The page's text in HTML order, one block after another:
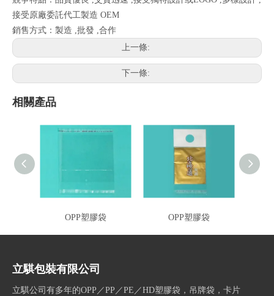
接受原廠委託代工製造 OEM
銷售方式：製造 ,批發 ,合作
上一條:
下一條:
相關產品
OPP塑膠袋 OPP塑膠袋
立騏包裝有限公司
立騏公司有多年的OPP／PP／PE／HD塑膠袋，吊牌袋，卡片